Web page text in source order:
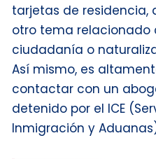
tarjetas de residencia,
otro tema relacionado
ciudadanía o
Así mismo, es
contactar con un
detenido por el ICE
Inmigración y